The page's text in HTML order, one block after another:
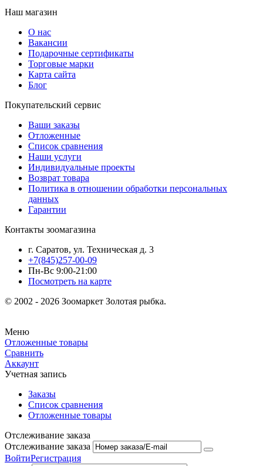
Наш магазин
О нас
Вакансии
Подарочные сертификаты
Торговые марки
Карта сайта
Блог
Покупательский сервис
Ваши заказы
Отложенные
Список сравнения
Наши услуги
Индивидуальные проекты
Возврат товара
Политика в отношении обработки персональных
данных
Гарантии
Контакты зоомагазина
г. Саратов, ул. Техническая д. 3
+7(845)257-00-09
Пн-Вс 9:00-21:00
Посмотреть на карте
© 2002 - 2026 Зоомаркет Золотая рыбка.
Меню
Отложенные товары
Сравнить
Аккаунт
Учетная запись
Заказы
Список сравнения
Отложенные товары
Отслеживание заказа
Отслеживание заказа
ВойтиРегистрация